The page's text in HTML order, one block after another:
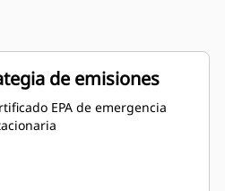
de emisiones
EPA de emergencia